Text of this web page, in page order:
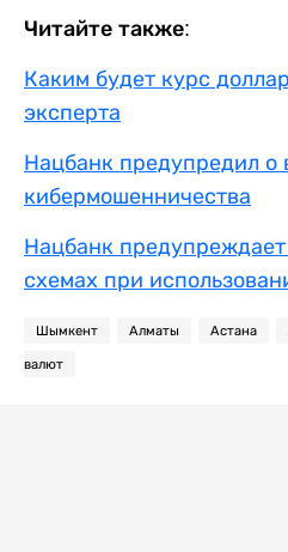
Читайте также:
Каким будет курс
эксперта
Нацбанк предупредил о
кибермошенничества
Нацбанк
схемах при
Шымкент Алматы Астана
валют